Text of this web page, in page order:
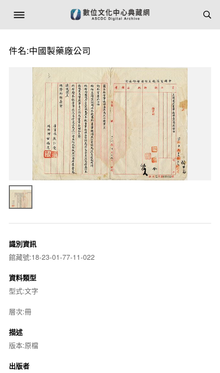
件名:中國製藥廠公司
識別資訊
館藏號:18-23-01-77-11-022
資料類型
型式:文字
層次:冊
描述
版本:原檔
出版者